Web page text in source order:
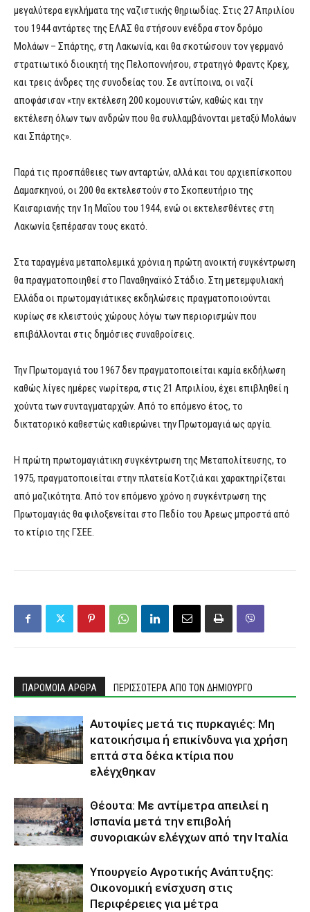
μεγαλύτερα εγκλήματα της ναζιστικής θηριωδίας. Στις 27 Απριλίου
του 1944 αντάρτες της ΕΛΑΣ θα στήσουν ενέδρα στον δρόμο
Μολάων – Σπάρτης, στη Λακωνία, και θα σκοτώσουν τον γερμανό
στρατιωτικό διοικητή της Πελοποννήσου, στρατηγό Φραντς Κρεχ,
και τρεις άνδρες της συνοδείας του. Σε αντίποινα, οι ναζί
αποφάσισαν «την εκτέλεση 200 κομουνιστών, καθώς και την
εκτέλεση όλων των ανδρών που θα συλλαμβάνονται μεταξύ Μολάων
και Σπάρτης».
Παρά τις προσπάθειες των ανταρτών, αλλά και του αρχιεπίσκοπου
Δαμασκηνού, οι 200 θα εκτελεστούν στο Σκοπευτήριο της
Καισαριανής την 1η Μαΐου του 1944, ενώ οι εκτελεσθέντες στη
Λακωνία ξεπέρασαν τους εκατό.
Στα ταραγμένα μεταπολεμικά χρόνια η πρώτη ανοικτή συγκέντρωση
θα πραγματοποιηθεί στο Παναθηναϊκό Στάδιο. Στη μετεμφυλιακή
Ελλάδα οι πρωτομαγιάτικες εκδηλώσεις πραγματοποιούνται
κυρίως σε κλειστούς χώρους λόγω των περιορισμών που
επιβάλλονται στις δημόσιες συναθροίσεις.
Την Πρωτομαγιά του 1967 δεν πραγματοποιείται καμία εκδήλωση
καθώς λίγες ημέρες νωρίτερα, στις 21 Απριλίου, έχει επιβληθεί η
χούντα των συνταγματαρχών. Από το επόμενο έτος, το
δικτατορικό καθεστώς καθιερώνει την Πρωτομαγιά ως αργία.
Η πρώτη πρωτομαγιάτικη συγκέντρωση της Μεταπολίτευσης, το
1975, πραγματοποιείται στην πλατεία Κοτζιά και χαρακτηρίζεται
από μαζικότητα. Από τον επόμενο χρόνο η συγκέντρωση της
Πρωτομαγιάς θα φιλοξενείται στο Πεδίο του Άρεως μπροστά από
το κτίριο της ΓΣΕΕ.
ΠΑΡΟΜΟΙΑ ΑΡΘΡΑ ΠΕΡΙΣΣΟΤΕΡΑ ΑΠΟ ΤΟΝ ΔΗΜΙΟΥΡΓΟ
Αυτοψίες μετά τις πυρκαγιές: Μη
κατοικήσιμα ή επικίνδυνα για χρήση
επτά στα δέκα κτίρια που
ελέγχθηκαν
Θέουτα: Με αντίμετρα απειλεί η
Ισπανία μετά την επιβολή
συνοριακών ελέγχων από την Ιταλία
Υπουργείο Αγροτικής Ανάπτυξης:
Οικονομική ενίσχυση στις
Περιφέρειες για μέτρα